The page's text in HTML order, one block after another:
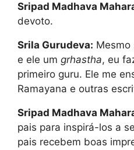
Sripad Madhava
devoto.
Srila Gurudeva: Mesmo
e ele um grhastha, eu
primeiro guru. Ele me
Ramayana e outras
Sripad Madhava
pais para inspirá-los a
pais recebem boas